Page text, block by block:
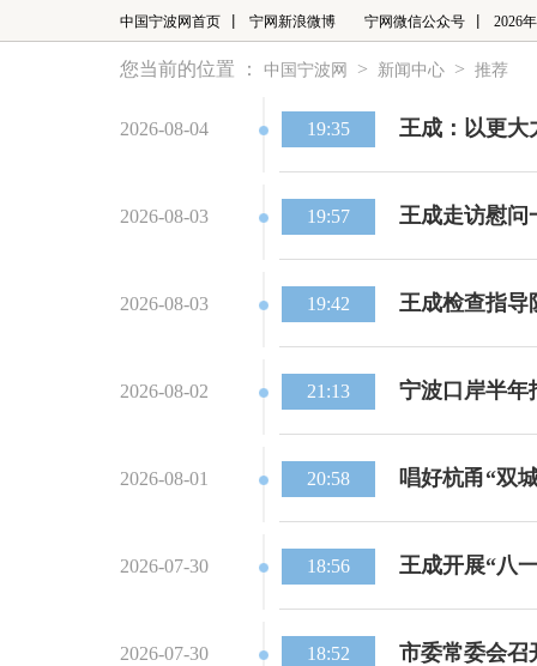
中国宁波网首页 宁网新浪微博 宁网微信公众号 2026
您当前的位置 ： 中国宁波网 > 新闻中心 > 推荐
2026-08-04 19:35 王成：以更大
2026-08-03 19:57 王成走访慰问
2026-08-03 19:42 王成检查指导
2026-08-02 21:13 宁波口岸半年
2026-08-01 20:58 唱好杭甬“双
2026-07-30 18:56 王成开展“八
2026-07-30 18:52 市委常委会召